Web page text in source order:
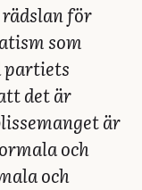
för
som
partiets
det är
är
och
och